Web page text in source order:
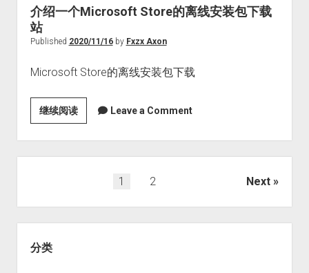
商
Windows
置
列
的
网
络
连
置：
公
介绍一个Microsoft Store的离线安装包下载
站
Published 2020/11/16by Fxzx Axon
Microsoft Store的离线安装包下载
继续阅读介
绍
一
个
Microsoft
的
离
Leave a Comment
1 2 Next
分类